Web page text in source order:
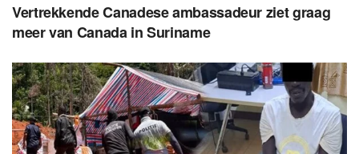
Vertrekkende Canadese ambassadeur ziet graag
meer van Canada in Suriname